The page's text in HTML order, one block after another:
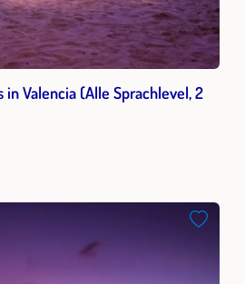
Valencia (Alle Sprachlevel, 2